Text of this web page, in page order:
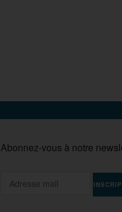
Abonnez-vous à notre